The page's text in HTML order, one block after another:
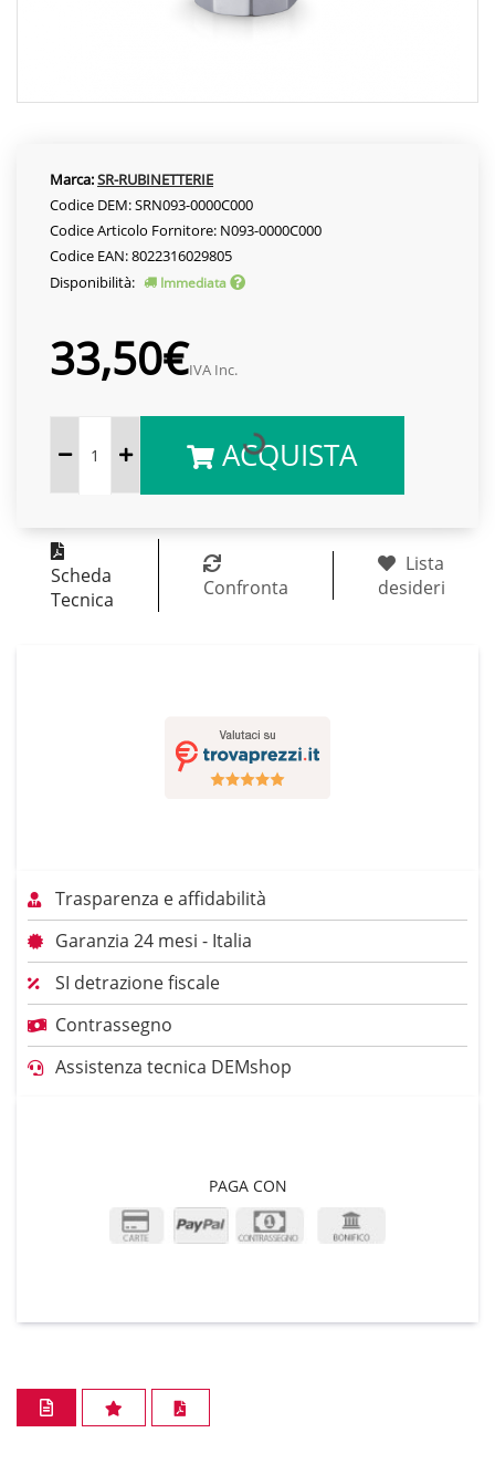
Marca:SR-RUBINETTERIE
Codice DEM: SRN093-0000C000
Codice Articolo Fornitore: N093-0000C000
Codice EAN: 8022316029805
Disponibilità:
Immediata
33,50€IVA Inc.
ACQUISTA
Scheda
Tecnica
Confronta
Lista
desideri
Trasparenza e affidabilità
Garanzia 24 mesi - Italia
SI detrazione fiscale
Contrassegno
Assistenza tecnica DEMshop
PAGA CON